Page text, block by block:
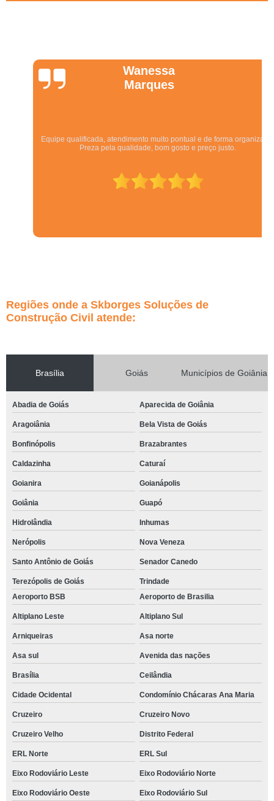
Wanessa
Marques
Equipe qualificada, atendimento muito pontual e de forma organizada.
Preza pela qualidade, bom gosto e preço justo.
Regiões onde a Skborges Soluções de
Construção Civil atende:
Brasília Goiás Municípios de Goiânia
Abadia de Goiás Aparecida de Goiânia
Aragoiânia Bela Vista de Goiás
Bonfinópolis Brazabrantes
Caldazinha Caturaí
Goianira Goianápolis
Goiânia Guapó
Hidrolândia Inhumas
Nerópolis Nova Veneza
Santo Antônio de Goiás Senador Canedo
Terezópolis de Goiás
Trindade
Aeroporto BSB
Aeroporto de Brasilia
Altiplano Leste Altiplano Sul
Arniqueiras Asa norte
Asa sul Avenida das nações
Brasília Ceilândia
Cidade Ocidental Condomínio Chácaras Ana Maria
Cruzeiro Cruzeiro Novo
Cruzeiro Velho Distrito Federal
ERL Norte ERL Sul
Eixo Rodoviário Leste Eixo Rodoviário Norte
Eixo Rodoviário Oeste Eixo Rodoviário Sul